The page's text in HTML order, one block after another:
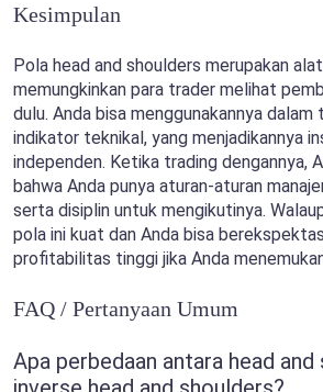
Kesimpulan
Pola head and shoulders merupakan
memungkinkan para trader melihat
dulu. Anda bisa menggunakannya
indikator teknikal, yang menjadikannya
independen. Ketika trading dengannya,
bahwa Anda punya aturan-aturan
serta disiplin untuk mengikutinya.
pola ini kuat dan Anda bisa
profitabilitas tinggi jika Anda
FAQ / Pertanyaan Umum
Apa perbedaan antara head and